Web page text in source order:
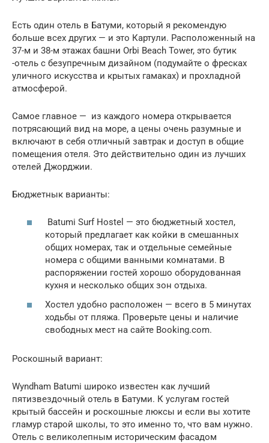
Есть один отель в Батуми, который я рекомендую
больше всех других — и это Картули. Расположенный на
37-м и 38-м этажах башни Orbi Beach Tower, это бутик
-отель с безупречным дизайном (подумайте о фресках
уличного искусства и крытых гамаках) и прохладной
атмосферой.
Самое главное — из каждого номера открывается
потрясающий вид на море, а цены очень разумные и
включают в себя отличный завтрак и доступ в общие
помещения отеля. Это действительно один из лучших
отелей Джорджии.
Бюджетнык варианты:
Batumi Surf Hostel — это бюджетный хостел,
который предлагает как койки в смешанных
общих номерах, так и отдельные семейные
номера с общими ванными комнатами. В
распоряжении гостей хорошо оборудованная
кухня и несколько общих зон отдыха.
Хостел удобно расположен — всего в 5 минутах
ходьбы от пляжа. Проверьте цены и наличие
свободных мест на сайте Booking.com.
Роскошный вариант:
Wyndham Batumi широко известен как лучший
пятизвездочный отель в Батуми. К услугам гостей
крытый бассейн и роскошные люксы и если вы хотите
гламур старой школы, то это именно то, что вам нужно.
Отель с великолепным историческим фасадом